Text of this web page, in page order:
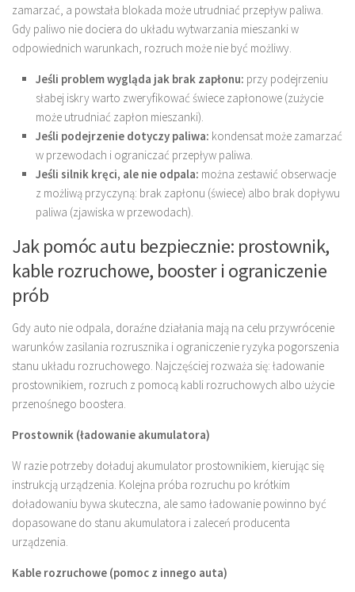
zamarzać, a powstała blokada może utrudniać przepływ paliwa.
Gdy paliwo nie dociera do układu wytwarzania mieszanki w
odpowiednich warunkach, rozruch może nie być możliwy.
Jeśli problem wygląda jak brak zapłonu: przy podejrzeniu
słabej iskry warto zweryfikować świece zapłonowe (zużycie
może utrudniać zapłon mieszanki).
Jeśli podejrzenie dotyczy paliwa: kondensat może zamarzać
w przewodach i ograniczać przepływ paliwa.
Jeśli silnik kręci, ale nie odpala: można zestawić obserwacje
z możliwą przyczyną: brak zapłonu (świece) albo brak dopływu
paliwa (zjawiska w przewodach).
Jak pomóc autu bezpiecznie: prostownik,
kable rozruchowe, booster i ograniczenie
prób
Gdy auto nie odpala, doraźne działania mają na celu przywrócenie
warunków zasilania rozrusznika i ograniczenie ryzyka pogorszenia
stanu układu rozruchowego. Najczęściej rozważa się: ładowanie
prostownikiem, rozruch z pomocą kabli rozruchowych albo użycie
przenośnego boostera.
Prostownik (ładowanie akumulatora)
W razie potrzeby doładuj akumulator prostownikiem, kierując się
instrukcją urządzenia. Kolejna próba rozruchu po krótkim
doładowaniu bywa skuteczna, ale samo ładowanie powinno być
dopasowane do stanu akumulatora i zaleceń producenta
urządzenia.
Kable rozruchowe (pomoc z innego auta)